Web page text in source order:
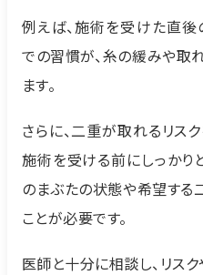
例えば、施術を受けた直
での習慣が、糸の緩みや取
ます。
さらに、二重が取れるリス
施術を受ける前にしっかり
のまぶたの状態や希望す
ことが必要です。
医師と十分に相談し、リス